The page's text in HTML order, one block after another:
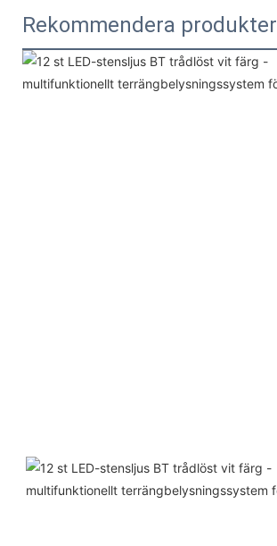
Rekommendera produkter